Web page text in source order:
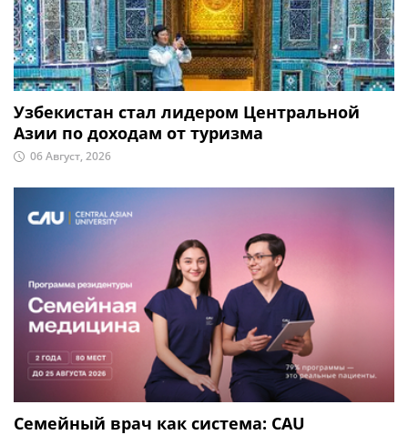
Узбекистан стал лидером Центральной
Азии по доходам от туризма
06 Август, 2026
Семейный врач как система: CAU